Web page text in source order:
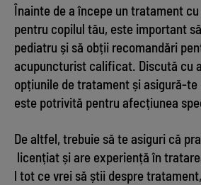
Înainte de a începe un tratament
pentru copilul tău, este important
pediatru și să obții recomandări
acupuncturist calificat. Discută cu
opțiunile de tratament și asigură-
este potrivită pentru afecțiunea
De altfel, trebuie să te asiguri că
licențiat și are experiență în
l tot ce vrei să știi despre